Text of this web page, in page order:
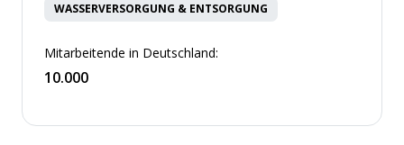
WASSERVERSORGUNG & ENTSORGUNG
Mitarbeitende in Deutschland:
10.000